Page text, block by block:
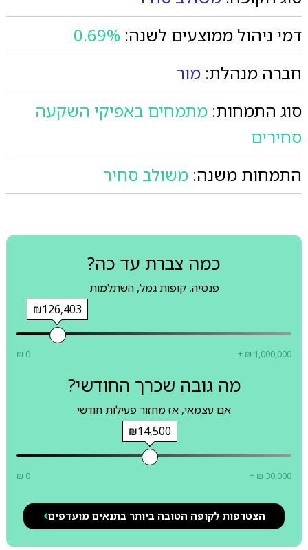
דמי ניהול ממוצעים לשנה: 0.69%
חברה מנהלת: מור
סוג התמחות: מתמחים באפיקי השקעה
סחירים
התמחות משנה: משולב סחיר
כמה צברת עד כה?
פנסיה, קופות גמל, השתלמות
₪126,403
₪ 0 + ₪ 1,000,000
מה גובה שכרך החודשי?
אם עצמאי, אז מחזור פעילות חודשי
₪14,500
₪ 0 + ₪ 30,000
הצטרפות לקופה הטובה ביותר בתנאים מועדפים